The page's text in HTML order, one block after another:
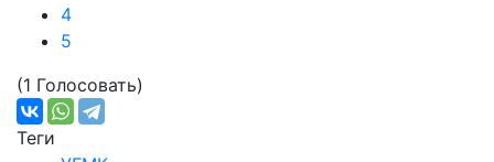
4
5
(1 Голосовать)
Теги